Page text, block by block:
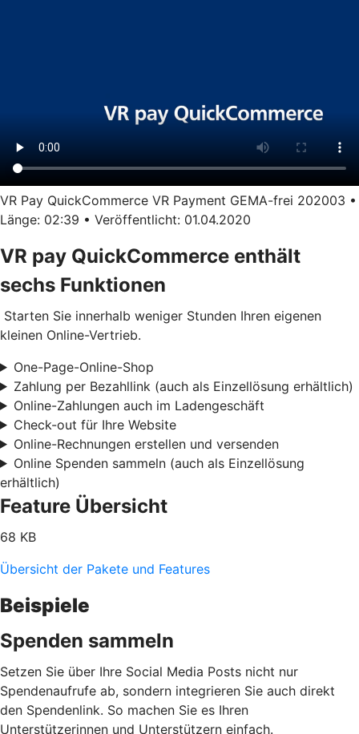
VR Pay QuickCommerce VR Payment GEMA-frei 202003 •
Länge: 02:39 • Veröffentlicht: 01.04.2020
VR pay QuickCommerce enthält
sechs Funktionen
Starten Sie innerhalb weniger Stunden Ihren eigenen
kleinen Online-Vertrieb.
One-Page-Online-Shop
Zahlung per Bezahllink (auch als Einzellösung erhältlich)
Online-Zahlungen auch im Ladengeschäft
Check-out für Ihre Website
Online-Rechnungen erstellen und versenden
Online Spenden sammeln (auch als Einzellösung
erhältlich)
Feature Übersicht
68 KB
Übersicht der Pakete und Features
Beispiele
Spenden sammeln
Setzen Sie über Ihre Social Media Posts nicht nur
Spendenaufrufe ab, sondern integrieren Sie auch direkt
den Spendenlink. So machen Sie es Ihren
Unterstützerinnen und Unterstützern einfach.